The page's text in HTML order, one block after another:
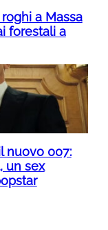
a Massa
forestali a
nuovo 007:
un sex